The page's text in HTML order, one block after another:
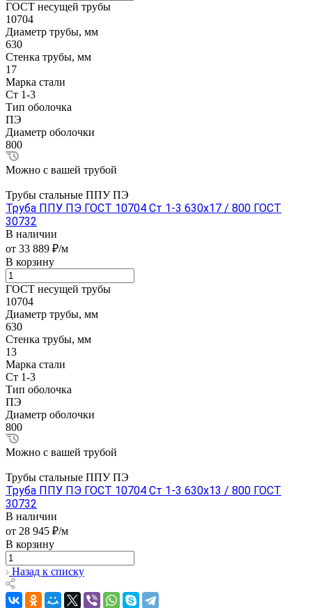
ГОСТ несущей трубы
10704
Диаметр трубы, мм
630
Стенка трубы, мм
17
Марка стали
Ст 1-3
Тип оболочка
ПЭ
Диаметр оболочки
800
Можно с вашей трубой
Трубы стальные ППУ ПЭ
Труба ППУ ПЭ ГОСТ 10704 Ст 1-3 630x17 / 800 ГОСТ
30732
В наличии
от 33 889 ₽/м
В корзину
ГОСТ несущей трубы
10704
Диаметр трубы, мм
630
Стенка трубы, мм
13
Марка стали
Ст 1-3
Тип оболочка
ПЭ
Диаметр оболочки
800
Можно с вашей трубой
Трубы стальные ППУ ПЭ
Труба ППУ ПЭ ГОСТ 10704 Ст 1-3 630x13 / 800 ГОСТ
30732
В наличии
от 28 945 ₽/м
В корзину
Назад к списку